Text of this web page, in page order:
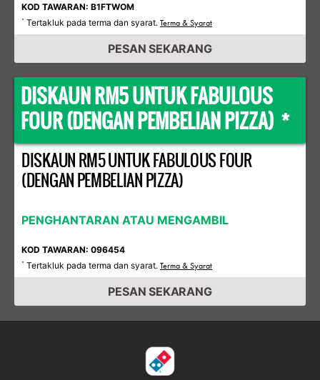
KOD TAWARAN: B1FTWOM
* Tertakluk pada terma dan syarat. Terma & Syarat
PESAN SEKARANG
DISKAUN RM5 UNTUK FABULOUS
FOUR (DENGAN PEMBELIAN PIZZA) *
DISKAUN RM5 UNTUK FABULOUS FOUR
(DENGAN PEMBELIAN PIZZA)
PENGHANTARAN ATAU MENGAMBIL
KOD TAWARAN: 096454
* Tertakluk pada terma dan syarat. Terma & Syarat
PESAN SEKARANG